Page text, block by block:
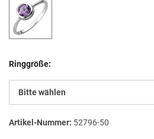
Ringgröße:
Bitte wählen
Artikel-Nummer: 52796-50